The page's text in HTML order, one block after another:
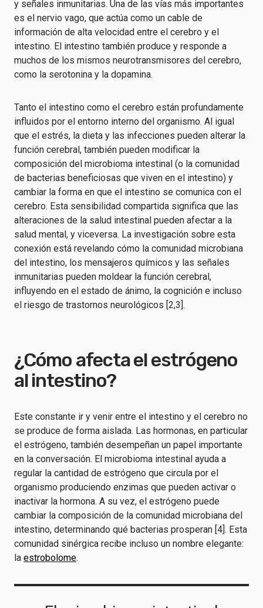
y señales inmunitarias. Una de las vías más importantes
es el nervio vago, que actúa como un cable de
información de alta velocidad entre el cerebro y el
intestino. El intestino también produce y responde a
muchos de los mismos neurotransmisores del cerebro,
como la serotonina y la dopamina.
Tanto el intestino como el cerebro están profundamente
influidos por el entorno interno del organismo. Al igual
que el estrés, la dieta y las infecciones pueden alterar la
función cerebral, también pueden modificar la
composición del microbioma intestinal (o la comunidad
de bacterias beneficiosas que viven en el intestino) y
cambiar la forma en que el intestino se comunica con el
cerebro. Esta sensibilidad compartida significa que las
alteraciones de la salud intestinal pueden afectar a la
salud mental, y viceversa. La investigación sobre esta
conexión está revelando cómo la comunidad microbiana
del intestino, los mensajeros químicos y las señales
inmunitarias pueden moldear la función cerebral,
influyendo en el estado de ánimo, la cognición e incluso
el riesgo de trastornos neurológicos [2,3].
¿Cómo afecta el estrógeno
al intestino?
Este constante ir y venir entre el intestino y el cerebro no
se produce de forma aislada. Las hormonas, en particular
el estrógeno, también desempeñan un papel importante
en la conversación. El microbioma intestinal ayuda a
regular la cantidad de estrógeno que circula por el
organismo produciendo enzimas que pueden activar o
inactivar la hormona. A su vez, el estrógeno puede
cambiar la composición de la comunidad microbiana del
intestino, determinando qué bacterias prosperan [4]. Esta
comunidad sinérgica recibe incluso un nombre elegante:
la estrobolome.